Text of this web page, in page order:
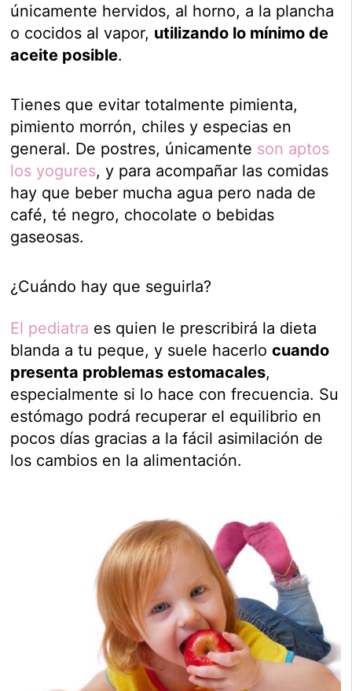
únicamente hervidos, al horno, a la plancha
o cocidos al vapor, utilizando lo mínimo de
aceite posible.
Tienes que evitar totalmente pimienta,
pimiento morrón, chiles y especias en
general. De postres, únicamente son aptos
los yogures, y para acompañar las comidas
hay que beber mucha agua pero nada de
café, té negro, chocolate o bebidas
gaseosas.
¿Cuándo hay que seguirla?
El pediatra es quien le prescribirá la dieta
blanda a tu peque, y suele hacerlocuando
presenta problemas estomacales,
especialmente si lo hace con frecuencia. Su
estómago podrá recuperar el equilibrio en
pocos días gracias a la fácil asimilación de
los cambios en la alimentación.